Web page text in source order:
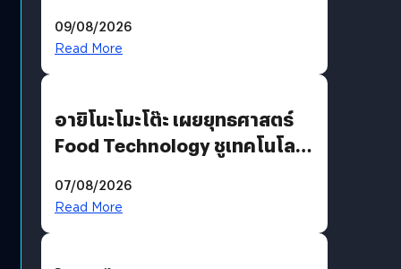
09/08/2026
Read More
อายิโนะโมะโต๊ะ เผยยุทธศาสตร์
Food Technology ชูเทคโนโลยี
บริโภคและ B2B
07/08/2026
Read More